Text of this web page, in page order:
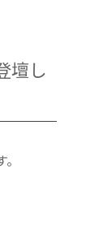
壇し